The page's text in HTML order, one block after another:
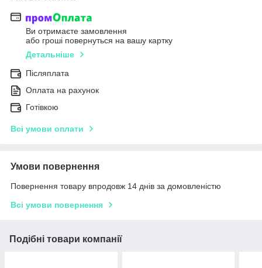
Ви отримаєте замовлення
або гроші повернуться на вашу картку
Детальніше
Післяплата
Оплата на рахунок
Готівкою
Всі умови оплати
Умови повернення
Повернення товару впродовж 14 днів за домовленістю
Всі умови повернення
Подібні товари компанії